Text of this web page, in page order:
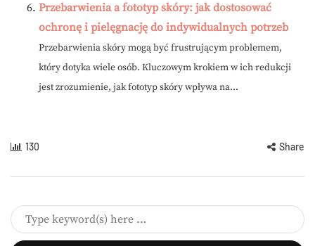
Przebarwienia a fototyp skóry: jak dostosować
ochronę i pielęgnację do indywidualnych potrzeb
Przebarwienia skóry mogą być frustrującym problemem,
który dotyka wiele osób. Kluczowym krokiem w ich redukcji
jest zrozumienie, jak fototyp skóry wpływa na...
130 Share